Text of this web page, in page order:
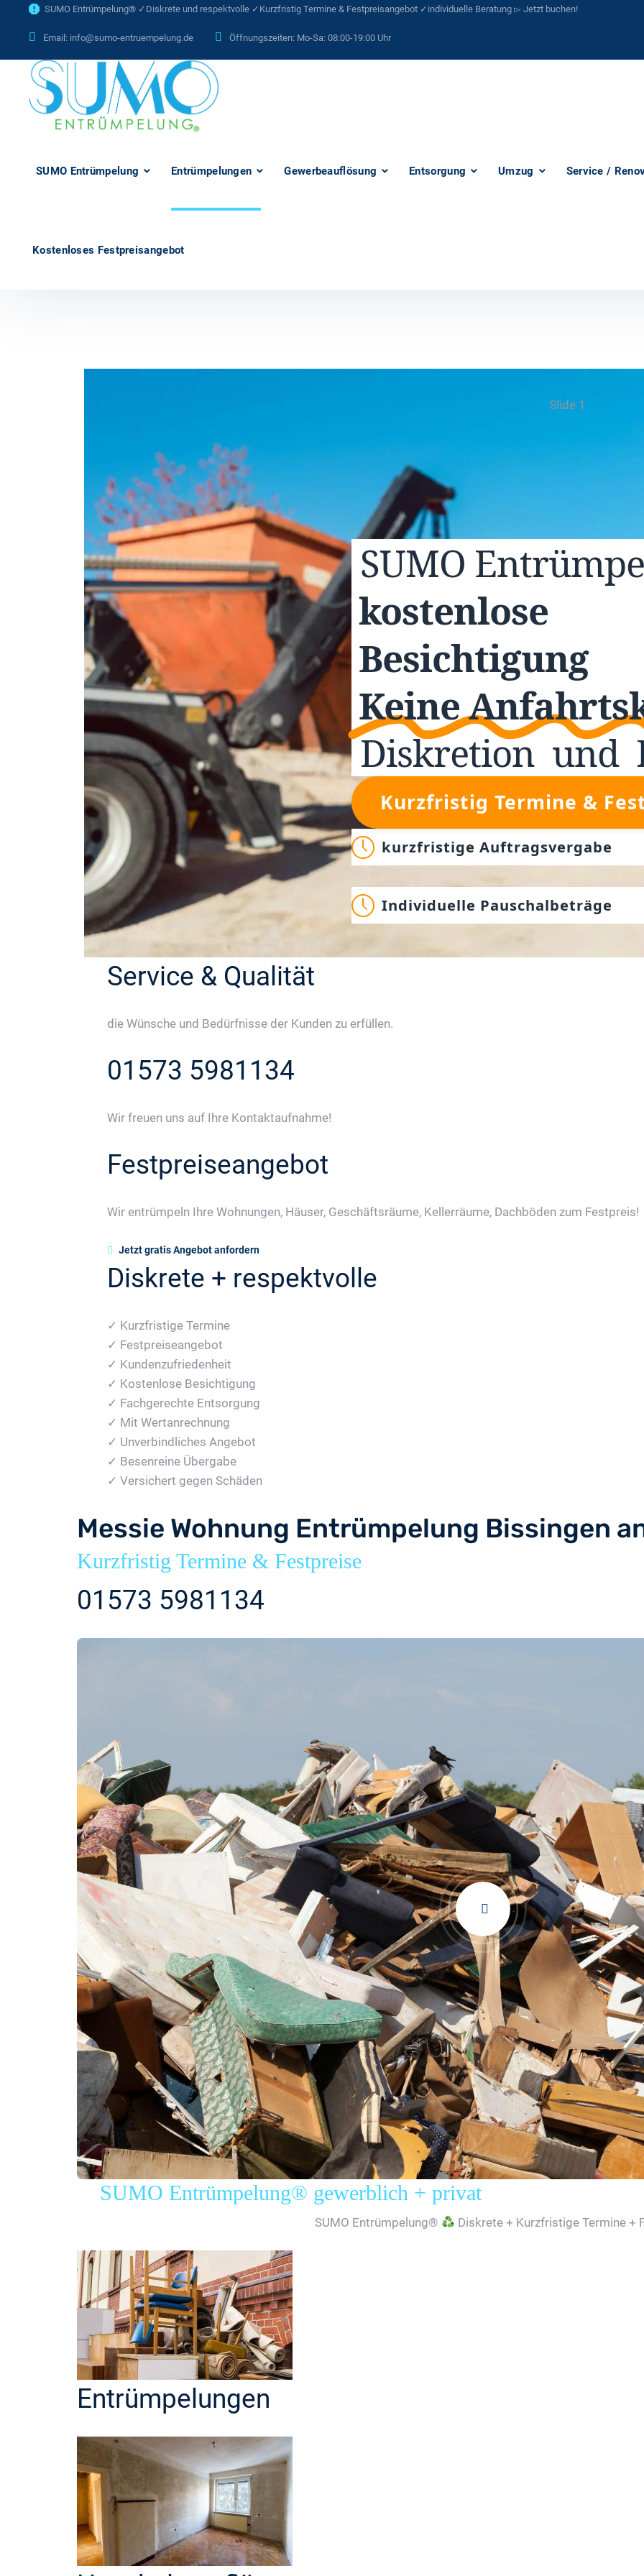
SUMO Entrümpelung® ✓Diskrete und respektvolle ✓Kurzfristig Termine & Festpreisangebot ✓individuelle Beratung ▻ Jetzt buchen!
Email: info@sumo-entruempelung.de Öffnungszeiten: Mo-Sa: 08:00-19:00 Uhr
SUMO Entrümpelung Entrümpelungen Gewerbeauflösung Entsorgung Umzug Service /
Kostenloses Festpreisangebot
Slide 1
SUMO
kostenlose
Besichtigung
Keine
Diskretion und
Kurzfristig Termine &
kurzfristige Auftragsvergabe
Individuelle Pauschalbeträge
Service & Qualität
die Wünsche und Bedürfnisse der Kunden zu erfüllen.
01573 5981134
Wir freuen uns auf Ihre Kontaktaufnahme!
Festpreiseangebot
Wir entrümpeln Ihre Wohnungen, Häuser, Geschäftsräume, Kellerräume, Dachböden zum Festpreis!
Jetzt gratis Angebot anfordern
Diskrete + respektvolle
✓ Kurzfristige Termine
✓ Festpreiseangebot
✓ Kundenzufriedenheit
✓ Kostenlose Besichtigung
✓ Fachgerechte Entsorgung
✓ Mit Wertanrechnung
✓ Unverbindliches Angebot
✓ Besenreine Übergabe
✓ Versichert gegen Schäden
Messie Wohnung Entrümpelung Bissingen
Kurzfristig Termine & Festpreise
01573 5981134
SUMO Entrümpelung® gewerblich + privat
SUMO Entrümpelung® Diskrete + Kurzfristige Termine +
Entrümpelungen